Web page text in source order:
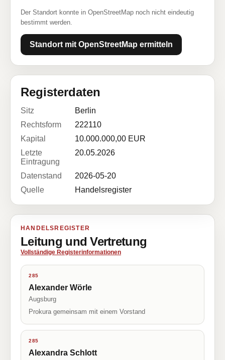
Der Standort konnte in OpenStreetMap noch nicht eindeutig
bestimmt werden.
Standort mit OpenStreetMap ermitteln
Registerdaten
Sitz
Berlin
Rechtsform
222110
Kapital
10.000.000,00 EUR
Letzte
Eintragung
20.05.2026
Datenstand
2026-05-20
Quelle
Handelsregister
HANDELSREGISTER
Leitung und Vertretung
Vollständige Registerinformationen
285
Alexander Wörle
Augsburg
Prokura gemeinsam mit einem Vorstand
285
Alexandra Schlott